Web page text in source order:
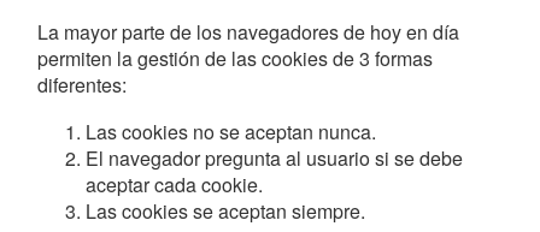
La mayor parte de los navegadores de hoy en día
permiten la gestión de las cookies de 3 formas
diferentes:
Las cookies no se aceptan nunca.
El navegador pregunta al usuario si se debe
aceptar cada cookie.
Las cookies se aceptan siempre.